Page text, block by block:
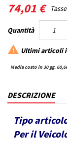
74,01 €
Quantità
 Ultimi articoli
Media costo in 30 gg.
DESCRIZIONE
Tipo
Per il